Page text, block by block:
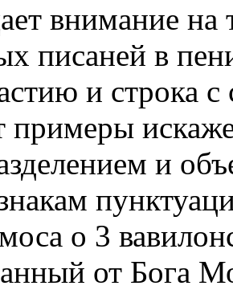
внимание на
писаней в
и строка
примеры
и
о 3
от Бога